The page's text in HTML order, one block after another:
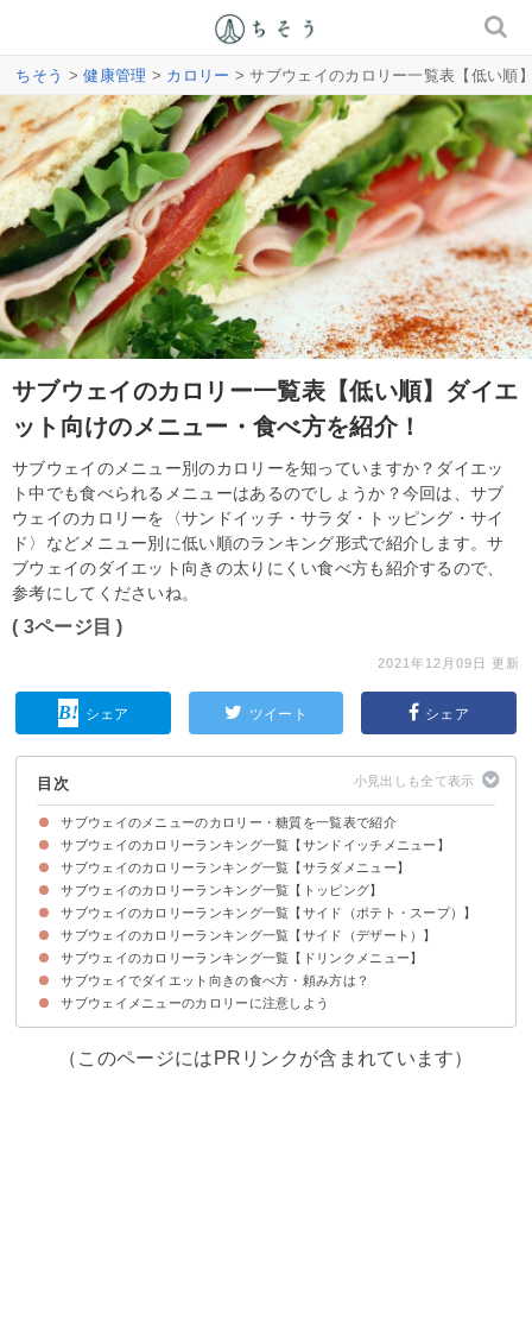
ちそう >健康管理 > カロリー > サブウェイのカロリー一覧表【低い順
サブウェイのカロリー一覧表【低い順】ダイエ
ット向けのメニュー・食べ方を紹介！
サブウェイのメニュー別のカロリーを知っていますか？ダイエッ
ト中でも食べられるメニューはあるのでしょうか？今回は、サブ
ウェイのカロリーを〈サンドイッチ・サラダ・トッピング・サイ
ド〉などメニュー別に低い順のランキング形式で紹介します。サ
ブウェイのダイエット向きの太りにくい食べ方も紹介するので、
参考にしてくださいね。
( 3ページ目 )
2021年12月09日 更新
シェア ツイート シェア
目次
サブウェイのメニューのカロリー・糖質を一覧表で紹介
サブウェイのカロリーランキング一覧【サンドイッチメニュー】
ローストビーフ ～プレミアム製法～（309kcal/550円）
ローストチキン（286kcal/390円）
たまご（343kcal/380円）
サブウェイのカロリーランキング一覧【サラダメニュー】
ベジーデライト（33kcal/590円）
えびアボカド（130kcal/770円）
ターキーブレスト（79kcal/720円）
サブウェイのカロリーランキング一覧【トッピング】
サブウェイのカロリーランキング一覧【サイド（ポテト・スープ）】
オリジナル（158kcal/190円）
高原トマトと6種野菜のミネストローネ（80kcal/340円）
サブウェイのカロリーランキング一覧【サイド（デザート）】
チョコチャンク（217kcal/110円）
チョコブラウニー（143kcal/180円）
サブウェイのカロリーランキング一覧【ドリンクメニュー】
サブウェイでダイエット向きの食べ方・頼み方は？
①低カロリーなドレッシングを選ぶ
②ブレッド・パン選びにも気を使う
③ゆっくり食べる
④夜食として食べない
サブウェイメニューのカロリーに注意しよう
（このページにはPRリンクが含まれています）